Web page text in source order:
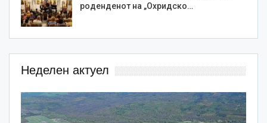
роденденот на „Охридско…
Неделен актуел